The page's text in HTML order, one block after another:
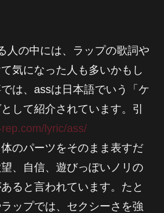
人の中には、ラップの歌詞や
気になった人も多いかもし
は、assは日本語でいう「ケ
して紹介されています。引
lyric/ass/
のパーツをそのまま表すだ
、自信、遊びっぽいノリの
ると言われています。たと
ップでは、セクシーさを強